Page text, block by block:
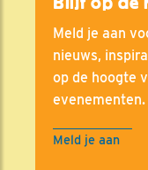
Meld je aan
nieuws,
op de hoogte
evenementen.
Meld je aan